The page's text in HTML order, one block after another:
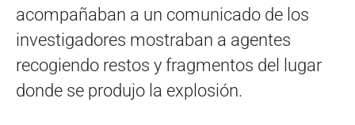
acompañaban a un comunicado de los
investigadores mostraban a agentes
recogiendo restos y fragmentos del lugar
donde se produjo la explosión.